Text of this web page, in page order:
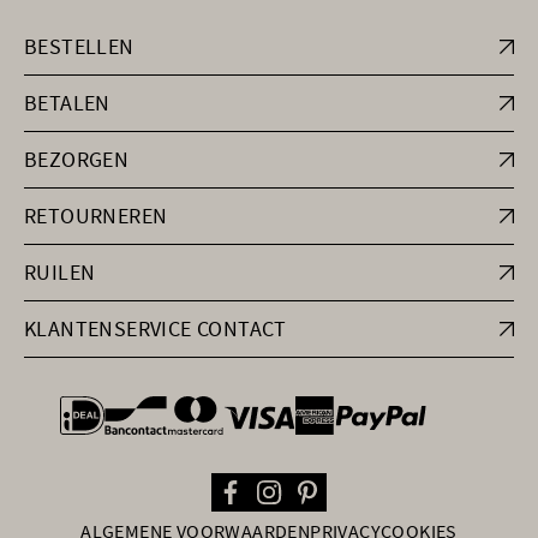
BESTELLEN
BETALEN
BEZORGEN
RETOURNEREN
RUILEN
KLANTENSERVICE CONTACT
general.paymentOptions
ALGEMENE VOORWAARDENPRIVACYCOOKIES